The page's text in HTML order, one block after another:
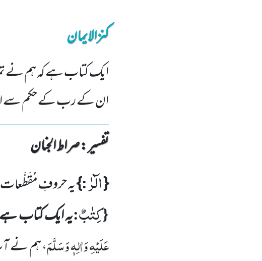
کنزالایمان
ایک کتاب ہے کہ ہم نے
ان کے رب کے حکم سے اس
تفسیر : ‎صراط الجنان
{الٓرٰ:
}یہ حروفِ
{كِتٰبٌ:یہ ایک کتاب
عَلَیْہِ وَاٰلِہٖ وَسَلَّمَ، ہم نے